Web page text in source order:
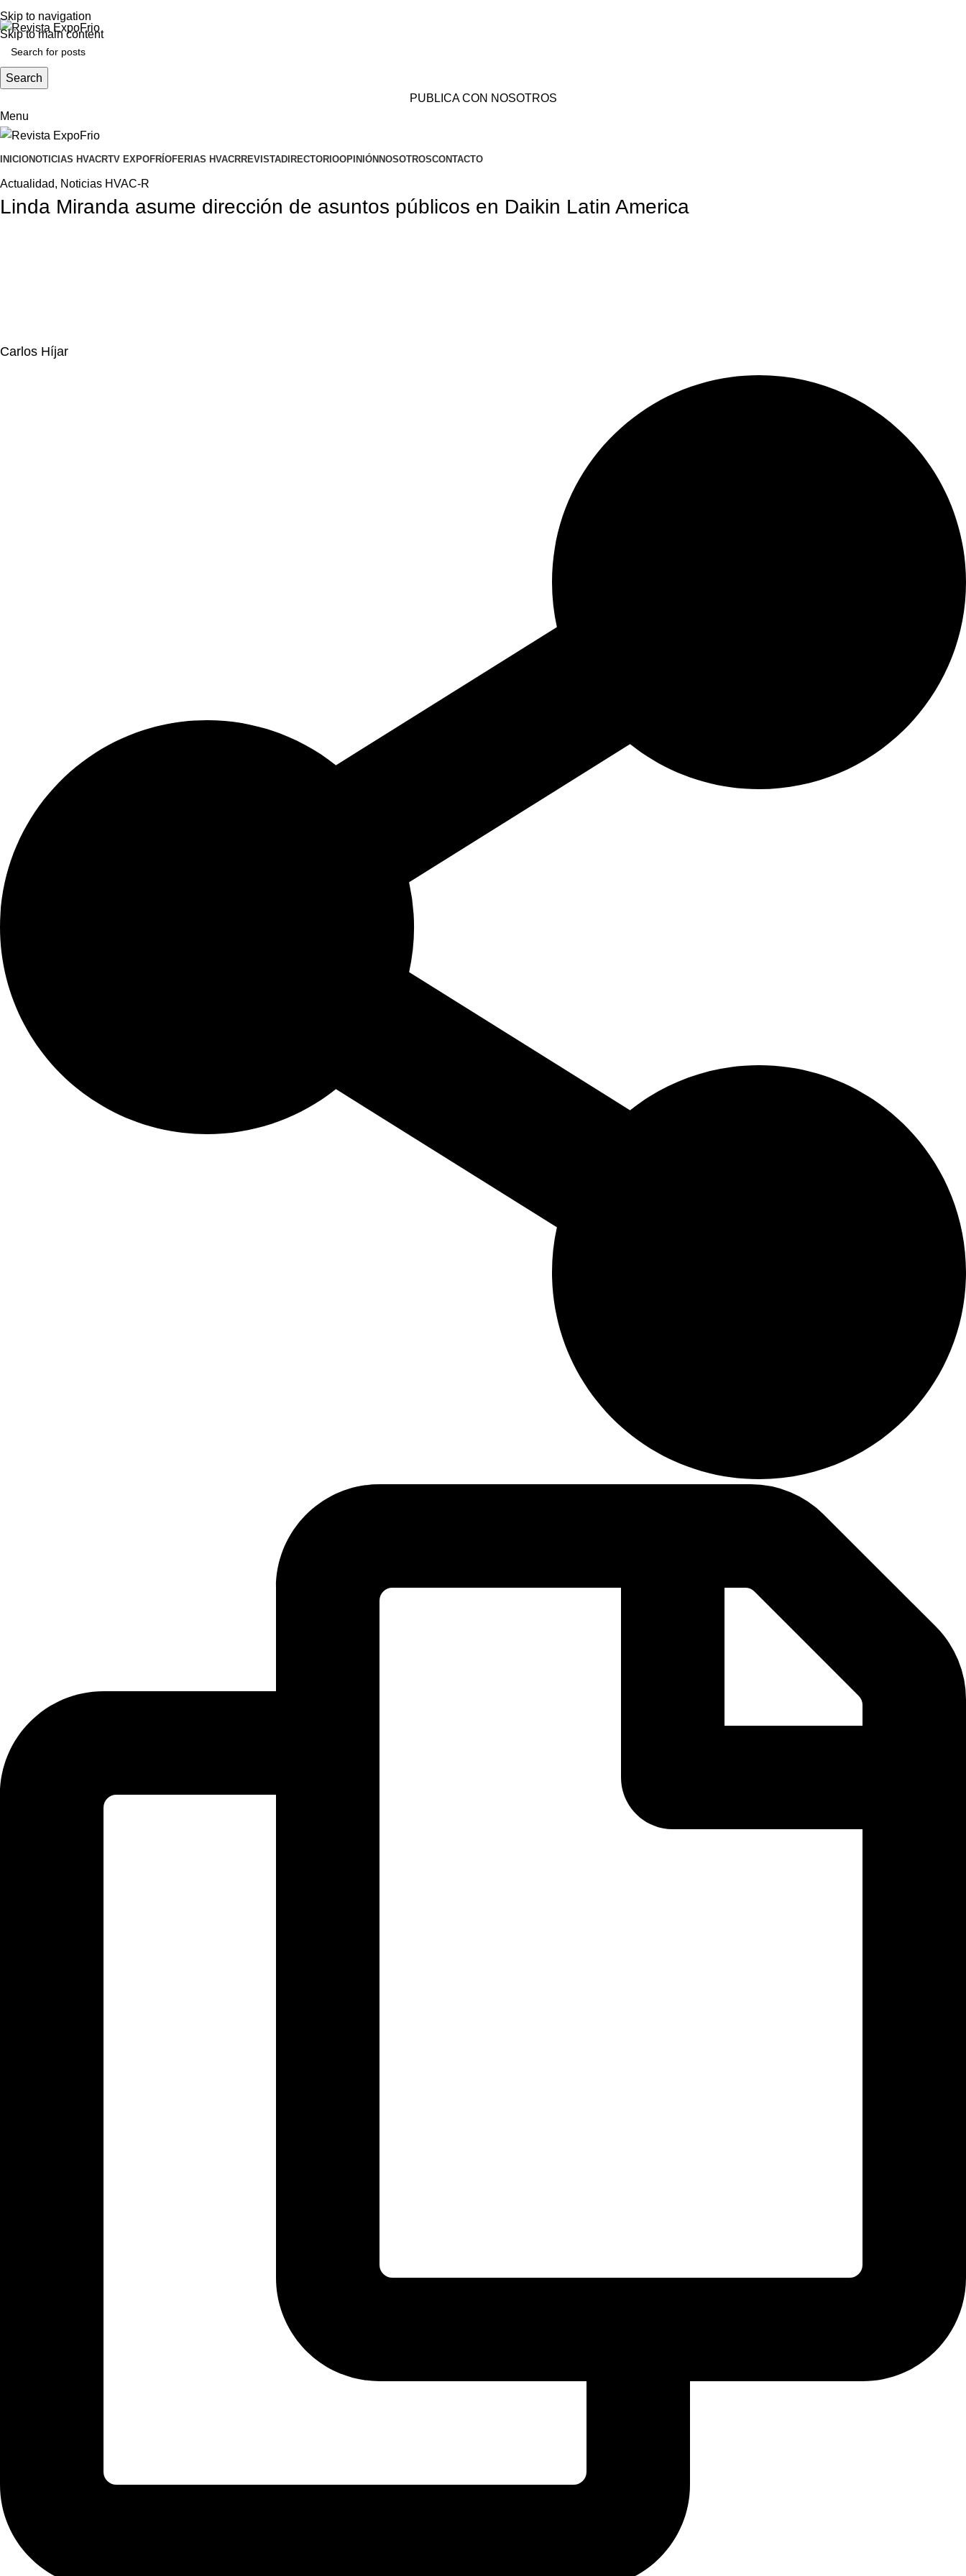
Skip to navigation
Skip to main content
ADD ANYTHING HERE OR JUST REMOVE IT…
Search
PUBLICA CON NOSOTROS
Menu
INICIONOTICIAS HVACRTV EXPOFRÍOFERIAS HVACRREVISTADIRECTORIOOPINIÓN NOSOTROSCONTACTO
Actualidad, Noticias HVAC-R
Linda Miranda asume dirección de asuntos públicos en Daikin Latin America
Carlos Híjar